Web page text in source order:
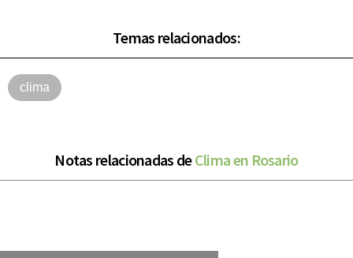
Temas relacionados:
clima
Notas relacionadas deClima en Rosario